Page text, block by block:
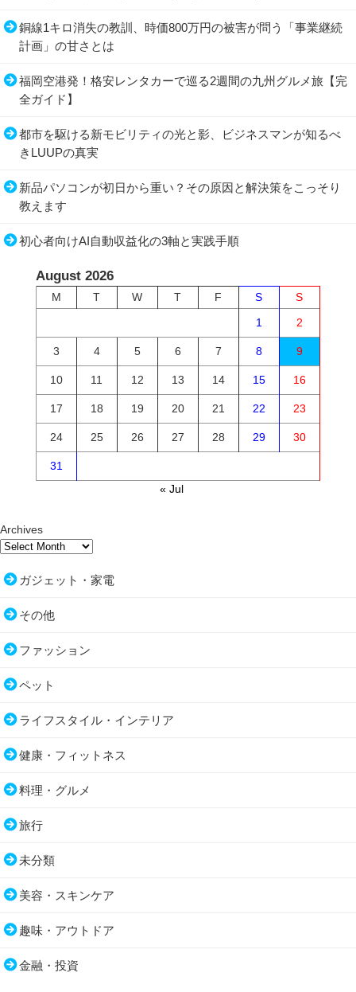
銅線1キロ消失の教訓、時価800万円の被害が問う「事業継続
計画」の甘さとは
福岡空港発！格安レンタカーで巡る2週間の九州グルメ旅【完
全ガイド】
都市を駆ける新モビリティの光と影、ビジネスマンが知るべ
きLUUPの真実
新品パソコンが初日から重い？その原因と解決策をこっそり
教えます
初心者向けAI自動収益化の3軸と実践手順
August 2026
M T W T F S
S
1
2
3 4 5 6 7 8 9
10 11 12 13 14 15 16
17 18 19 20 21 22 23
24 25 26 27 28 29 30
31
« Jul
Archives
ガジェット・家電
その他
ファッション
ペット
ライフスタイル・インテリア
健康・フィットネス
料理・グルメ
旅行
未分類
美容・スキンケア
趣味・アウトドア
金融・投資